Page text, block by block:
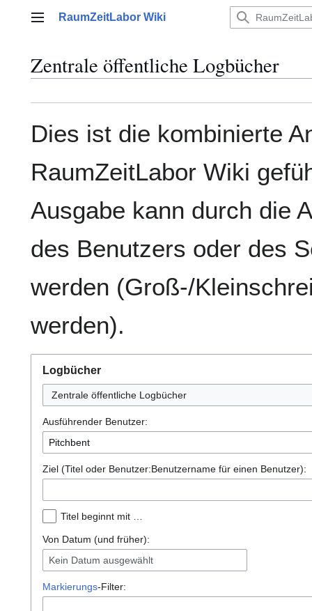
Hauptmenü
RaumZeitLabor Wiki
Zentrale öffentliche Logbücher
Dies ist die kombinierte
RaumZeitLabor Wiki
Ausgabe kann durch die
des Benutzers oder des
werden (Groß-/
werden).
Logbücher
Zentrale öffentliche Logbücher
Ausführender Benutzer:
Ziel (Titel oder Benutzer:Benutzername für einen Benutzer):
Titel beginnt mit …
Von Datum (und früher):
Kein Datum ausgewählt
Markierungs-Filter: